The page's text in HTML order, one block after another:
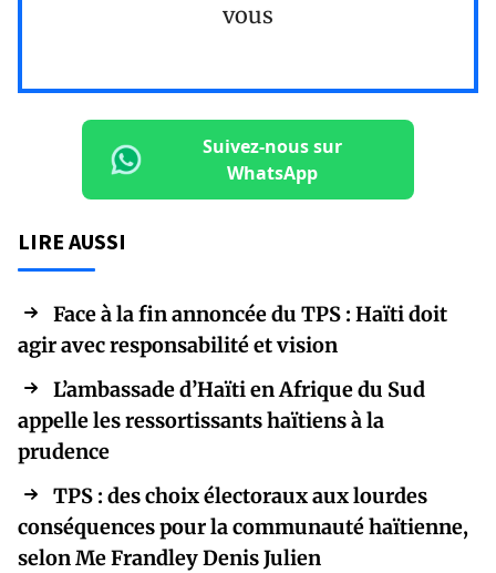
vous
Suivez-nous sur
WhatsApp
LIRE AUSSI
Face à la fin annoncée du TPS : Haïti doit
agir avec responsabilité et vision
L’ambassade d’Haïti en Afrique du Sud
appelle les ressortissants haïtiens à la
prudence
TPS : des choix électoraux aux lourdes
conséquences pour la communauté haïtienne,
selon Me Frandley Denis Julien